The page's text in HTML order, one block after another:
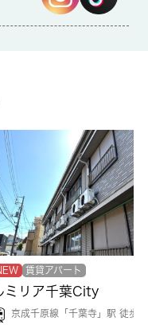
中央区で住まい探しを
賃貸アパート
ミリア千葉City
京成千原線「千葉寺 」駅 徒歩